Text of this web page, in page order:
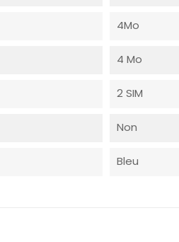
4Mo
4 Mo
2 SIM
Non
Bleu